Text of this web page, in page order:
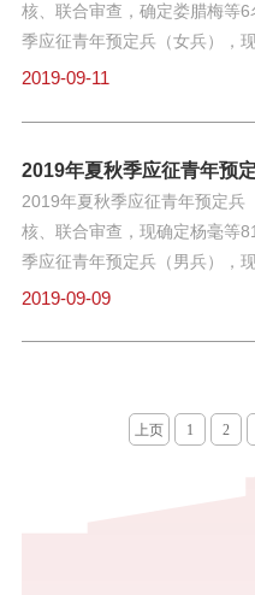
2020年9月8日-9月12日，如
以书面
星国贸B19-3三等奖13艺术设
蒋良靖工商管理B17-3鼓励奖
数媒技术B18-5鼓励奖如对以
处反馈（
核、联合审查，确定娄腊梅等
季应征青年预定兵（女兵），
梅、李滢斐、李甜、马鑫敏职
021-38128253。上海建桥学
2019-09-11
2019年夏秋季应征青年预
2019年夏秋季应征青年预定兵
核、联合审查，现确定杨毫等
季应征青年预定兵（男兵），
人）：杨毫、刘涛、邢一博、
清林、赵德平、贾紫阳、朱毅
泽灵外国语学院（2人）：张
2019-09-09
上页 1 2